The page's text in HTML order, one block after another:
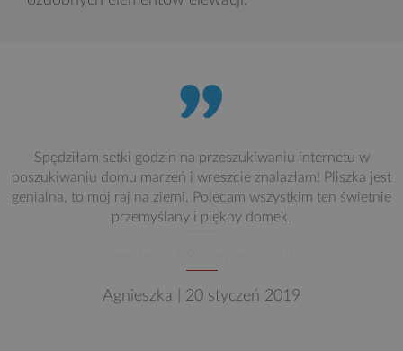
Interesuję się ostatnio wyborem projektu i wpadł mi w oko
właśnie ten.